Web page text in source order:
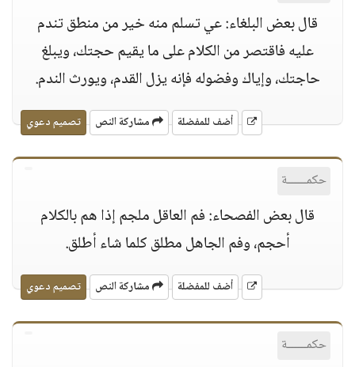
قال بعض البلغاء: عي تسلم منه خير من منطق تندم
عليه فاقتصر من الكلام على ما يقيم حجتك، ويبلغ
حاجتك، وإياك وفضوله فإنه يزل القدم، ويورث الندم.
أضف للمفضلة مشاركة النص تصميم دعوي
حكمــــــة
قال بعض الفصحاء: فم العاقل ملجم إذا هم بالكلام
أحجم، وفم الجاهل مطلق كلما شاء أطلق.
أضف للمفضلة مشاركة النص تصميم دعوي
حكمــــــة